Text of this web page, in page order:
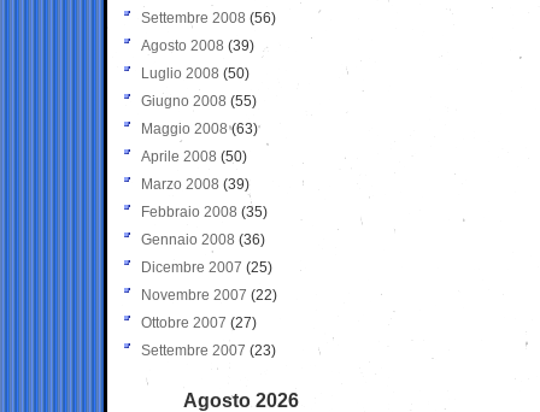
Settembre 2008 (56)
Agosto 2008 (39)
Luglio 2008 (50)
Giugno 2008 (55)
Maggio 2008(63)
Aprile 2008 (50)
Marzo 2008 (39)
Febbraio 2008 (35)
Gennaio 2008 (36)
Dicembre 2007 (25)
Novembre 2007 (22)
Ottobre 2007 (27)
Settembre 2007 (23)
Agosto 2026